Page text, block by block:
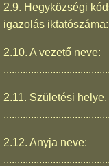
2.9. Hegyközségi
igazolás iktatószáma:
2.10. A vezető neve:
2.11. Születési
2.12. Anyja neve: